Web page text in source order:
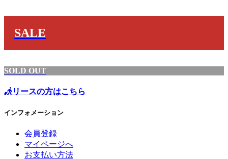
SALE
SOLD OUT
リースの方はこちら
インフォメーション
会員登録
マイページへ
お支払い方法